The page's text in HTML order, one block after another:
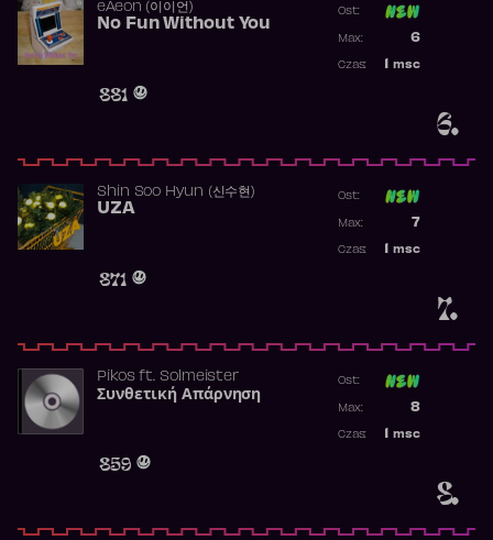
6.
​eAeon (이이언)
No Fun Without You
881
Ost:
6
Max:
msc
Czas:
7.
Shin Soo Hyun (신수현)
UZA
871
Ost:
7
Max:
msc
Czas:
8.
Pikosft. Solmeister
Συνθετική Απάρνηση
859
Ost:
8
Max:
msc
Czas: